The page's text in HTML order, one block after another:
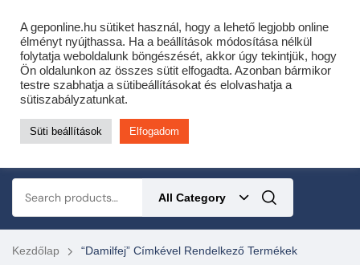
Cofidis expressz online áruhitel 0 % THM-el 10 hónapra!
Most minden akciós HQ láncfűrészhez ajándékba adunk egy fűrészláncot!
Részletek ide kattintva!
KERTÉSZETI – ERDÉSZETI – ÉPÍTŐIPARI GÉP WEBSHOP
All Category
Kezdőlap “damilfej” Címkével Rendelkező Termékek
A geponline.hu sütiket használ, hogy a lehető legjobb online
élményt nyújthassa. Ha a beállítások módosítása nélkül
folytatja weboldalunk böngészését, akkor úgy tekintjük, hogy
Ön oldalunkon az összes sütit elfogadta. Azonban bármikor
testre szabhatja a sütibeállításokat és elolvashatja a
sütiszabályzatunkat.
Süti beállítások Elfogadom